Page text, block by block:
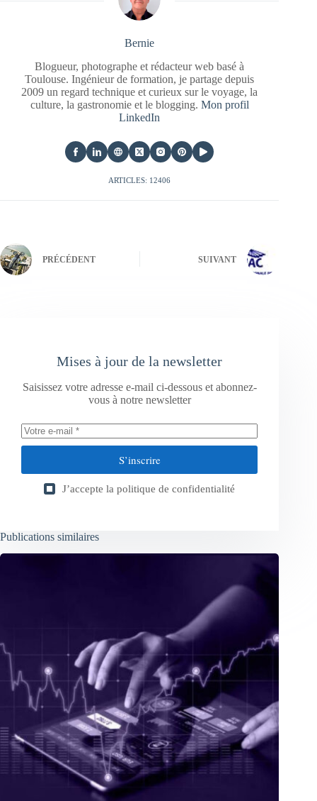
Bernie
Blogueur, photographe et rédacteur web basé à
Toulouse. Ingénieur de formation, je partage depuis
2009 un regard technique et curieux sur le voyage, la
culture, la gastronomie et le blogging. Mon profil
LinkedIn
ARTICLES: 12406
PRÉCÉDENT SUIVANT
Mises à jour de la newsletter
Saisissez votre adresse e-mail ci-dessous et abonnez-
vous à notre newsletter
S’inscrire
J’accepte la politique de confidentialité
Publications similaires